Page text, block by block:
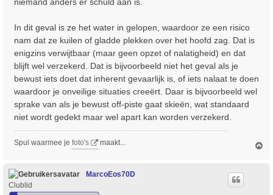
In dit geval is ze het water in gelopen, waardoor ze een risico
nam dat ze kuilen of gladde plekken over het hoofd zag. Dat is
enigzins verwijtbaar (maar geen opzet of nalatigheid) en dat
blijft wel verzekerd. Dat is bijvoorbeeld niet het geval als je
bewust iets doet dat inherent gevaarlijk is, of iets nalaat te doen
waardoor je onveilige situaties creeërt. Daar is bijvoorbeeld wel
sprake van als je bewust off-piste gaat skieën, wat standaard
niet wordt gedekt maar wel apart kan worden verzekerd.
Spul waarmee je foto's maakt...
MarcoEos70D
Clublid